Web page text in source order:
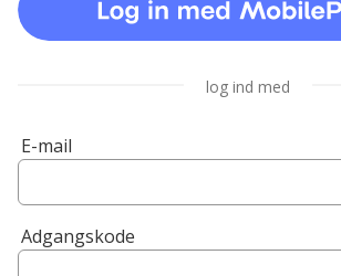
log ind med
E-mail
Adgangskode